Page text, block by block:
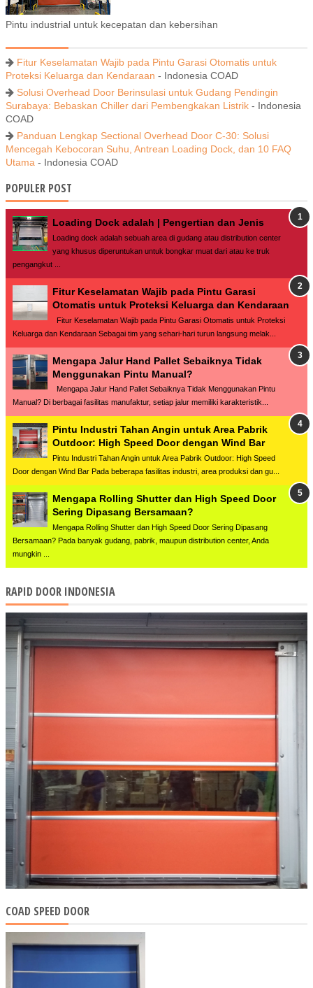
Pintu industrial untuk kecepatan dan kebersihan
Fitur Keselamatan Wajib pada Pintu Garasi Otomatis untuk
Proteksi Keluarga dan Kendaraan - Indonesia COAD
Solusi Overhead Door Berinsulasi untuk Gudang Pendingin
Surabaya: Bebaskan Chiller dari Pembengkakan Listrik - Indonesia
COAD
Panduan Lengkap Sectional Overhead Door C-30: Solusi
Mencegah Kebocoran Suhu, Antrean Loading Dock, dan 10 FAQ
Utama - Indonesia COAD
POPULER POST
Loading Dock adalah | Pengertian dan Jenis
Loading dock adalah sebuah area di gudang atau distribution center
yang khusus diperuntukan untuk bongkar muat dari atau ke truk
pengangkut ...
Fitur Keselamatan Wajib pada Pintu Garasi
Otomatis untuk Proteksi Keluarga dan Kendaraan
Fitur Keselamatan Wajib pada Pintu Garasi Otomatis untuk Proteksi
Keluarga dan Kendaraan Sebagai tim yang sehari-hari turun langsung melak...
Mengapa Jalur Hand Pallet Sebaiknya Tidak
Menggunakan Pintu Manual?
Mengapa Jalur Hand Pallet Sebaiknya Tidak Menggunakan Pintu
Manual? Di berbagai fasilitas manufaktur, setiap jalur memiliki karakteristik...
Pintu Industri Tahan Angin untuk Area Pabrik
Outdoor: High Speed Door dengan Wind Bar
Pintu Industri Tahan Angin untuk Area Pabrik Outdoor: High Speed
Door dengan Wind Bar Pada beberapa fasilitas industri, area produksi dan gu...
Mengapa Rolling Shutter dan High Speed Door
Sering Dipasang Bersamaan?
Mengapa Rolling Shutter dan High Speed Door Sering Dipasang
Bersamaan? Pada banyak gudang, pabrik, maupun distribution center, Anda
mungkin ...
RAPID DOOR INDONESIA
COAD SPEED DOOR